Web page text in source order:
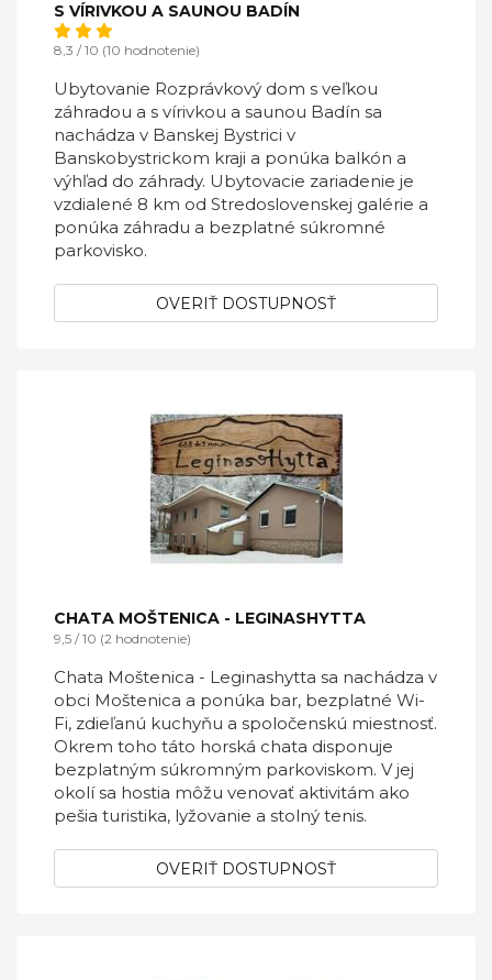
S VÍRIVKOU A SAUNOU BADÍN
8,3 / 10 (10 hodnotenie)
Ubytovanie Rozprávkový dom s veľkou
záhradou a s vírivkou a saunou Badín sa
nachádza v Banskej Bystrici v
Banskobystrickom kraji a ponúka balkón a
výhľad do záhrady. Ubytovacie zariadenie je
vzdialené 8 km od Stredoslovenskej galérie a
ponúka záhradu a bezplatné súkromné
parkovisko.
OVERIŤ DOSTUPNOSŤ
CHATA MOŠTENICA - LEGINASHYTTA
9,5 / 10 (2 hodnotenie)
Chata Moštenica - Leginashytta sa nachádza v
obci Moštenica a ponúka bar, bezplatné Wi-
Fi, zdieľanú kuchyňu a spoločenskú miestnosť.
Okrem toho táto horská chata disponuje
bezplatným súkromným parkoviskom. V jej
okolí sa hostia môžu venovať aktivitám ako
pešia turistika, lyžovanie a stolný tenis.
OVERIŤ DOSTUPNOSŤ